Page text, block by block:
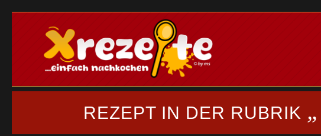
REZEPT IN DER RUBRIK „